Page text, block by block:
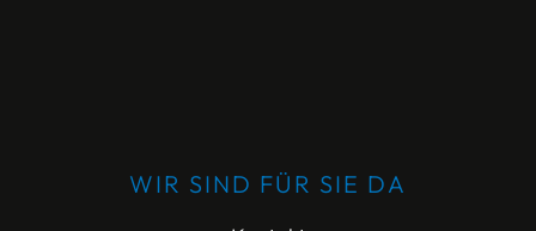
WIR SIND FÜR SIE DA